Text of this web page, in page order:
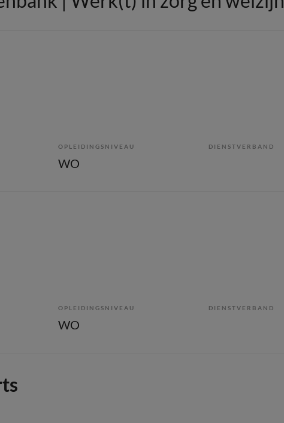
OPLEIDINGSNIVEAU
WO
DIENSTVERBAND
OPLEIDINGSNIVEAU
WO
DIENSTVERBAND